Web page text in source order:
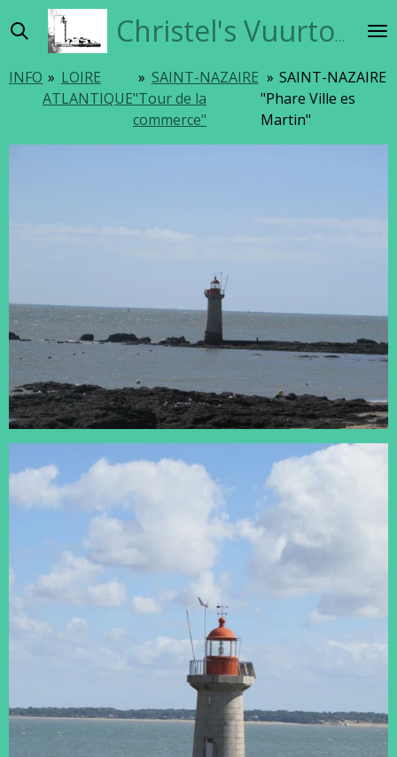
direct
de
hoofdinhoud
Christel's Vuurtorensite
INFO » LOIRE
ATLANTIQUE
» SAINT-NAZAIRE
"Tour de la
commerce"
» SAINT-NAZAIRE
"Phare Ville es
Martin"